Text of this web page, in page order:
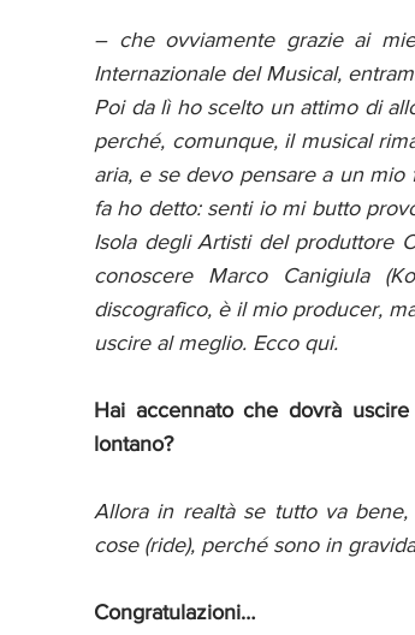
– che ovviamente grazie ai
Internazionale del Musical,
Poi da lì ho scelto un attimo di
perché, comunque, il musical
aria, e se devo pensare a un
fa ho detto: senti io mi butto
Isola degli Artisti del produttore
conoscere Marco Canigiula
discografico, è il mio producer,
uscire al meglio. Ecco qui.
Hai accennato che dovrà
lontano?
Allora in realtà se tutto va
cose (ride), perché sono in
Congratulazioni…